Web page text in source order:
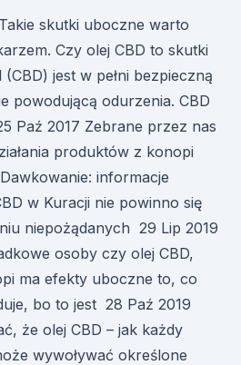
skutki uboczne warto
Czy olej CBD to skutki
jest w pełni bezpieczną
powodującą odurzenia. CBD
Paź 2017 Zebrane przez nas
produktów z konopi
informacje
w Kuracji nie powinno się
niepożądanych 29 Lip 2019
osoby czy olej CBD,
ma efekty uboczne to, co
bo to jest 28 Paź 2019
że olej CBD – jak każdy
wywoływać określone